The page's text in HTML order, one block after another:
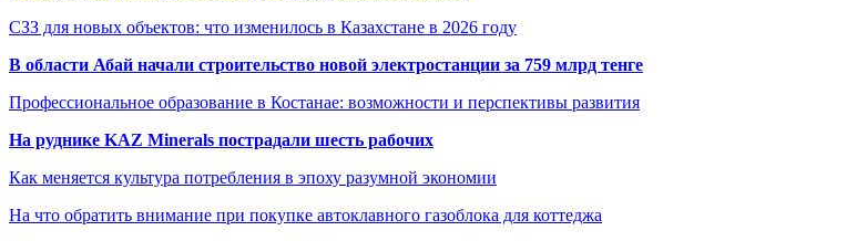
СЗЗ для новых объектов: что изменилось в Казахстане в 2026 году
В области Абай начали строительство новой электростанции за 759 млрд тенге
Профессиональное образование в Костанае: возможности и перспективы развития
На руднике KAZ Minerals пострадали шесть рабочих
Как меняется культура потребления в эпоху разумной экономии
На что обратить внимание при покупке автоклавного газоблока для коттеджа